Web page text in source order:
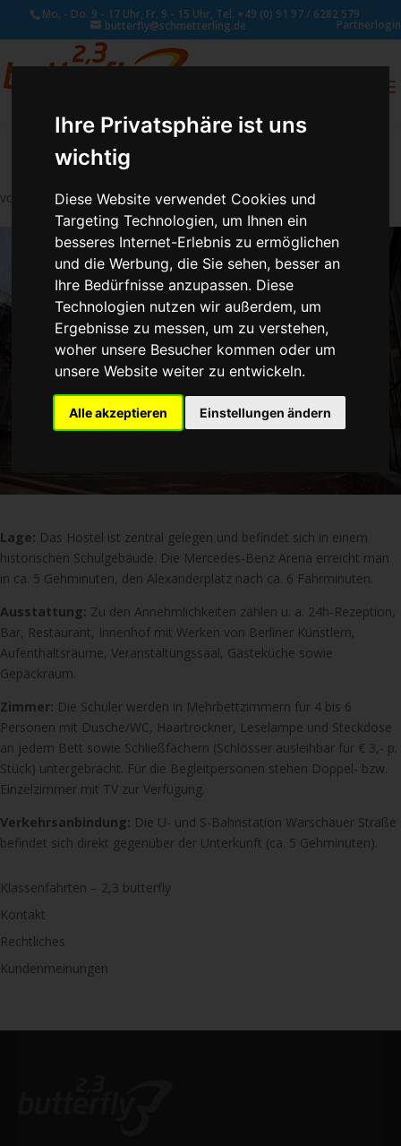
Ihre Privatsphäre ist uns
wichtig
Diese Website verwendet Cookies und
Targeting Technologien, um Ihnen ein
besseres Internet-Erlebnis zu ermöglichen
und die Werbung, die Sie sehen, besser an
Ihre Bedürfnisse anzupassen. Diese
Technologien nutzen wir außerdem, um
Ergebnisse zu messen, um zu verstehen,
woher unsere Besucher kommen oder um
unsere Website weiter zu entwickeln.
Alle akzeptieren Einstellungen ändern
Mo. - Do. 9 - 17 Uhr, Fr. 9 - 15 Uhr, Tel. +49 (0) 91 97 / 6282 579
butterfly@schmetterling.de Partnerlogin
von Schmetterling Administrator|Juli 31, 2017
Lage: Das Hostel ist zentral gelegen und befindet sich in einem
historischen Schulgebäude. Die Mercedes-Benz Arena erreicht man
in ca. 5 Gehminuten, den Alexanderplatz nach ca. 6 Fahrminuten.
Ausstattung: Zu den Annehmlichkeiten zählen u. a. 24h-Rezeption,
Bar, Restaurant, Innenhof mit Werken von Berliner Künstlern,
Aufenthaltsräume, Veranstaltungssaal, Gästeküche sowie
Gepäckraum.
Zimmer: Die Schüler werden in Mehrbettzimmern für 4 bis 6
Personen mit Dusche/WC, Haartrockner, Leselampe und Steckdose
an jedem Bett sowie Schließfächern (Schlösser ausleihbar für € 3,- p.
Stück) untergebracht. Für die Begleitpersonen stehen Doppel- bzw.
Einzelzimmer mit TV zur Verfügung.
Verkehrsanbindung: Die U- und S-Bahnstation Warschauer Straße
befindet sich direkt gegenüber der Unterkunft (ca. 5 Gehminuten).
Klassenfahrten – 2,3 butterfly
Kontakt
Rechtliches
Kundenmeinungen